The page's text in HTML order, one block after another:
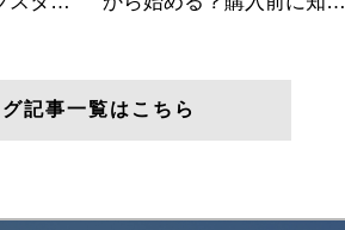
記事一覧はこちら